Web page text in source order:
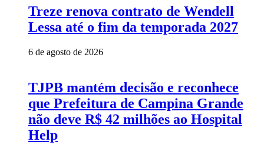
Treze renova contrato de Wendell
Lessa até o fim da temporada 2027
6 de agosto de 2026
TJPB mantém decisão e reconhece
que Prefeitura de Campina Grande
não deve R$ 42 milhões ao Hospital
Help